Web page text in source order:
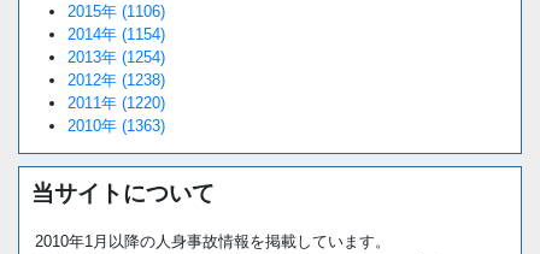
2015年 (1106)
2014年 (1154)
2013年 (1254)
2012年 (1238)
2011年 (1220)
2010年 (1363)
当サイトについて
2010年1月以降の人身事故情報を掲載しています。